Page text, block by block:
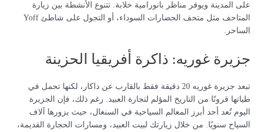
على المدينة ويوفر مناظر بانورامية خلابة. تتنوع الأنشطة بين زيارة
المتاحف مثل متحف الحضارات السوداء، أو التجول على شاطئ Yoff
الساحر.
جزيرة غوريه: ذاكرة أفريقيا الحزينة
تبعد جزيرة غوريه 20 دقيقة فقط بالقارب عن داكار، لكنها تحمل في
طياتها قرونًا من التاريخ المؤلم لتجارة العبيد. رغم ذلك، فإن الجزيرة
اليوم تُعد أحد أبرز المعالم السياحية في السنغال، حيث يزورها آلاف
السياح سنويًا. من خلال زيارتك لبيت العبيد، ومسارات الحجارة القديمة،